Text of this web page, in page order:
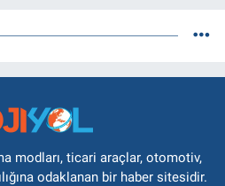
modları, ticari araçlar, otomotiv,
odaklanan bir haber sitesidir.